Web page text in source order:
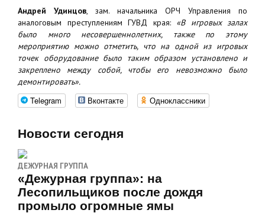
Андрей Удинцов, зам. начальника ОРЧ Управления по
аналоговым преступлениям ГУВД края: «В игровых залах
было много несовершеннолетних, также по этому
мероприятию можно отметить, что на одной из игровых
точек оборудование было таким образом установлено и
закреплено между собой, чтобы его невозможно было
демонтировать».
Telegram Вконтакте Одноклассники
Новости сегодня
ДЕЖУРНАЯ ГРУППА
«Дежурная группа»: на
Лесопильщиков после дождя
промыло огромные ямы